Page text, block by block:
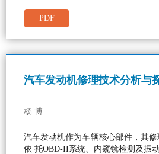
PDF
汽车发动机修理技术分析与
杨 博
汽车发动机作为车辆核心部件，其
依 托OBD-II系统、内窥镜检测及振